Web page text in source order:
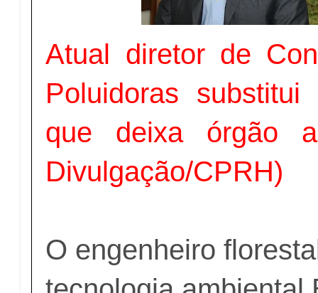
Atual diretor de
Poluidoras
que deixa órgão
Divulgação/CPRH)
O engenheiro